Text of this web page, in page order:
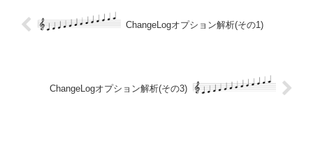
ChangeLogオプション解析(その1)
ChangeLogオプション解析(その3)